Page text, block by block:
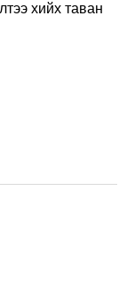
хийх таван